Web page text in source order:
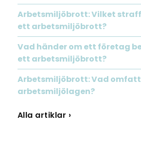
Arbetsmiljöbrott: Vilket
ett arbetsmiljöbrott?
Vad händer om ett företag
ett arbetsmiljöbrott?
Arbetsmiljöbrott: Vad
arbetsmiljölagen?
Alla artiklar ›